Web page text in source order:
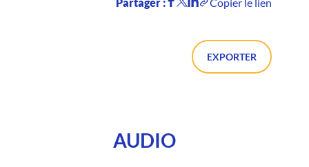
Partager : Copier le lien
EXPORTER
AUDIO